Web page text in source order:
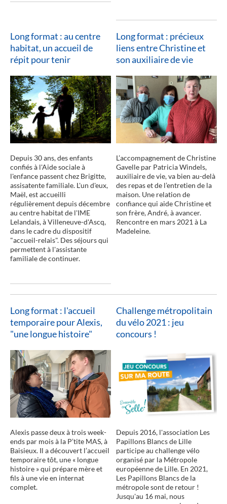
Long format : au centre
habitat, un accueil de
répit pour tenir
Depuis 30 ans, des enfants
confiés à l'Aide sociale à
l'enfance passent chez Brigitte,
assisatente familiale. L'un d'eux,
Maël, est accueilli
régulièrement depuis décembre
au centre habitat de l'IME
Lelandais, à Villeneuve-d'Ascq,
dans le cadre du dispositif
"accueil-relais". Des séjours qui
permettent à l'assistante
familiale de continuer.
Long format : précieux
liens entre Christine et
son auxiliaire de vie
lire la suite
L’accompagnement de Christine
Gavelle par Patricia Windels,
auxiliaire de vie, va bien au-delà
des repas et de l’entretien de la
maison. Une relation de
confiance qui aide Christine et
son frère, André, à avancer.
Rencontre en mars 2021 à La
Madeleine.
Long format : l'accueil
temporaire pour Alexis,
"une longue histoire"
Alexis passe deux à trois week-
ends par mois à la P’tite MAS, à
Baisieux. Il a découvert l’accueil
temporaire tôt, une « longue
histoire » qui prépare mère et
fils à une vie en internat
complet.
Challenge métropolitain
du vélo 2021 : jeu
concours !
lire la suite
Depuis 2016, l'association Les
Papillons Blancs de Lille
participe au challenge vélo
organisé par la Métropole
européenne de Lille. En 2021,
Les Papillons Blancs de la
métropole sont de retour !
Jusqu'au 16 mai, nous